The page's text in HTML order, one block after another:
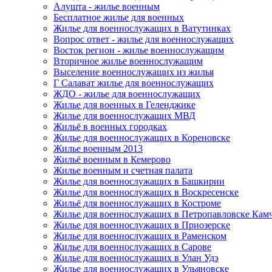
Алушта - жилье военным
Бесплатное жилье для военных
Жилье для военнослужащих в Ватутинках
Вопрос ответ - жилье для военнослужащих
Восток регион - жилье военнослужащим
Вторичное жилье военнослужащим
Выселение военнослужащих из жилья
Г Салават жилье для военнослужащих
ЖДО - жилье для военнослужащих
Жилье для военных в Геленджике
Жилье для военнослужащих МВД
Жильё в военных городках
Жилье для военнослужащих в Кореновске
Жилье военным 2013
Жильё военным в Кемерово
Жилье военным и счетная палата
Жилье для военнослужащих в Башкирии
Жилье для военнослужащих в Воскресенске
Жильё для военнослужащих в Костроме
Жилье для военнослужащих в Петропавловске
Жилье для военнослужащих в Приозерске
Жилье для военнослужащих в Раменском
Жилье для военнослужащих в Сарове
Жилье для военнослужащих в Улан Удэ
Жилье для военнослужащих в Ульяновске